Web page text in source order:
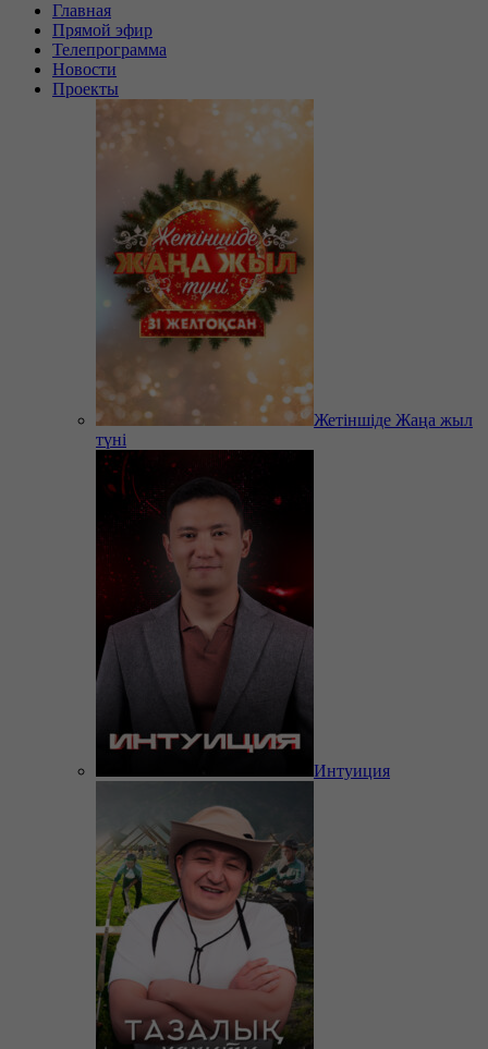
Главная
Прямой эфир
Телепрограмма
Новости
Проекты
Жетіншіде Жаңа жыл
түні
Интуиция